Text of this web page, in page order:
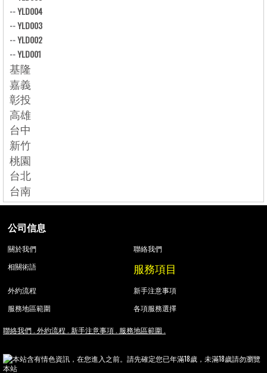
--YLD004
--YLD003
--YLD002
--YLD001
基隆
嘉義
彰投
高雄
台中
新竹
桃園
台北
台南
公司信息
關於我們
聯絡我們
相關術語
服務項目
外約流程
新手注意事項
服務地區範圍
各項服務選擇
聯絡我們 . 外約流程 . 新手注意事項 . 服務地區範圍 .
本站含有情色資訊，在您進入之前。請先確定您已年滿18歲，未滿18歲請勿瀏覽
本站